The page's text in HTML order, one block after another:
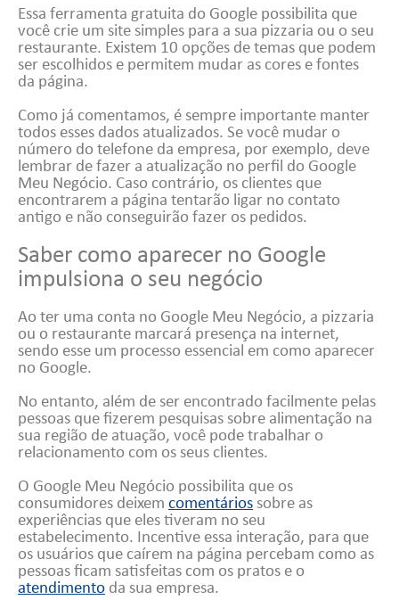
Essa ferramenta gratuita do Google possibilita que
você crie um site simples para a sua pizzaria ou o seu
restaurante. Existem 10 opções de temas que podem
ser escolhidos e permitem mudar as cores e fontes
da página.
Como já comentamos, é sempre importante manter
todos esses dados atualizados. Se você mudar o
número do telefone da empresa, por exemplo, deve
lembrar de fazer a atualização no perfil do Google
Meu Negócio. Caso contrário, os clientes que
encontrarem a página tentarão ligar no contato
antigo e não conseguirão fazer os pedidos.
Saber como aparecer no Google
impulsiona o seu negócio
Ao ter uma conta no Google Meu Negócio, a pizzaria
ou o restaurante marcará presença na internet,
sendo esse um processo essencial em como aparecer
no Google.
No entanto, além de ser encontrado facilmente pelas
pessoas que fizerem pesquisas sobre alimentação na
sua região de atuação, você pode trabalhar o
relacionamento com os seus clientes.
O Google Meu Negócio possibilita que os
consumidores deixemcomentáriossobre as
experiências que eles tiveram no seu
estabelecimento. Incentive essa interação, para que
os usuários que caírem na página percebam como as
pessoas ficam satisfeitas com os pratos e o
atendimentoda sua empresa.